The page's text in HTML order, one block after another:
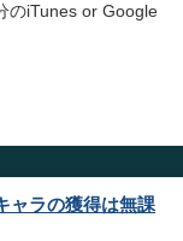
のiTunes or Google
ャラの獲得は無課